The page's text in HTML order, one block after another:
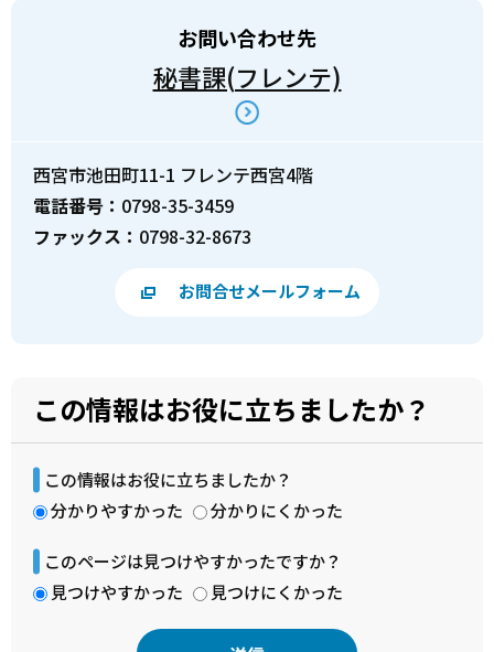
お問い合わせ先
秘書課(フレンテ)
西宮市池田町11-1 フレンテ西宮4階
電話番号： 0798-35-3459
ファックス： 0798-32-8673
お問合せメールフォーム
この情報はお役に立ちましたか？
この情報はお役に立ちましたか？
分かりやすかった
分かりにくかった
このページは見つけやすかったですか？
見つけやすかった
見つけにくかった